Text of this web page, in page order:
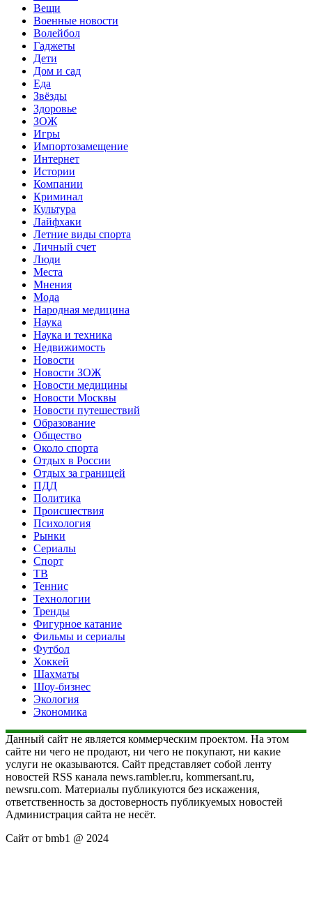
Вещи
Военные новости
Волейбол
Гаджеты
Дети
Дом и сад
Еда
Звёзды
Здоровье
ЗОЖ
Игры
Импортозамещение
Интернет
Истории
Компании
Криминал
Культура
Лайфхаки
Летние виды спорта
Личный счет
Люди
Места
Мнения
Мода
Народная медицина
Наука
Наука и техника
Недвижимость
Новости
Новости ЗОЖ
Новости медицины
Новости Москвы
Новости путешествий
Образование
Общество
Около спорта
Отдых в России
Отдых за границей
ПДД
Политика
Происшествия
Психология
Рынки
Сериалы
Спорт
ТВ
Теннис
Технологии
Тренды
Фигурное катание
Фильмы и сериалы
Футбол
Хоккей
Шахматы
Шоу-бизнес
Экология
Экономика
Данный сайт не является коммерческим проектом. На этом
сайте ни чего не продают, ни чего не покупают, ни какие
услуги не оказываются. Сайт представляет собой ленту
новостей RSS канала news.rambler.ru, kommersant.ru,
newsru.com. Материалы публикуются без искажения,
ответственность за достоверность публикуемых новостей
Администрация сайта не несёт.
Сайт от bmb1 @ 2024